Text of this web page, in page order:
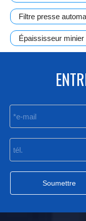
Filtre presse
Épaississeur minier
Soumettre